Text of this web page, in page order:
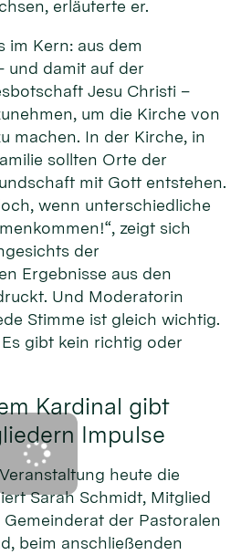
erläuterte er.
im Kern: aus dem
und damit auf der
Jesu Christi –
um die Kirche von
machen. In der Kirche, in
sollten Orte der
mit Gott entstehen.
wenn unterschiedliche
zeigt sich
der
Ergebnisse aus den
Und Moderatorin
Stimme ist gleich wichtig.
gibt kein richtig oder
Kardinal gibt
Impulse
heute die
Sarah Schmidt, Mitglied
der Pastoralen
beim anschließenden